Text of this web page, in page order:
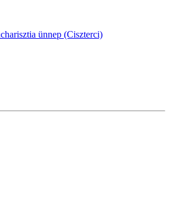
ünnep (Ciszterci)